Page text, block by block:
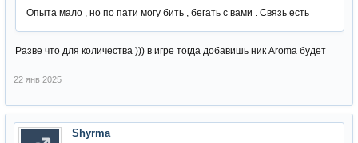
Опыта мало , но по пати могу бить , бегать с вами . Связь есть
Разве что для количества ))) в игре тогда добавишь ник Aroma будет
22 янв 2025
Shyrma